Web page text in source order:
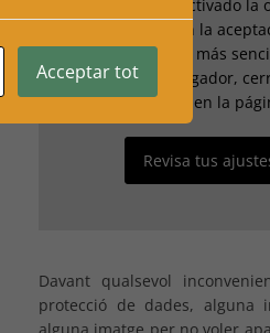
hayas desactivado la
"Experiencia" en la
cookies. La opción más
los datos del navegador,
a entrar en la
Revisa tus
Davant qualsevol
protecció de dades, alguna
alguna imatge per no voler
Acceptar tot